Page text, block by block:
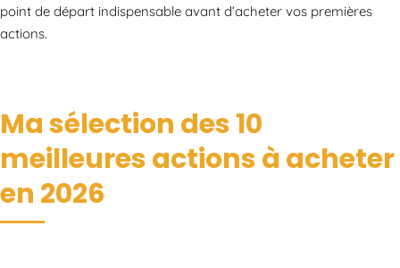
point de départ indispensable avant d’acheter vos premières
actions.
Ma sélection des 10
meilleures actions à acheter
en 2026